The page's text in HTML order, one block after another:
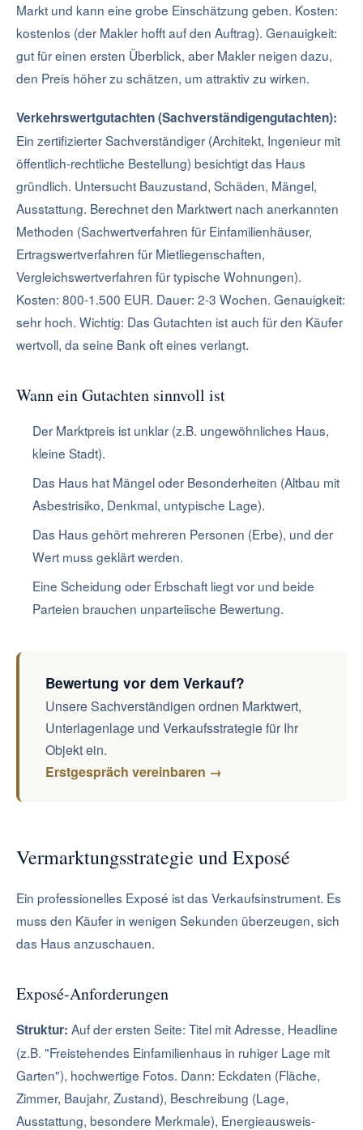
Markt und kann eine grobe Einschätzung geben. Kosten:
kostenlos (der Makler hofft auf den Auftrag). Genauigkeit:
gut für einen ersten Überblick, aber Makler neigen dazu,
den Preis höher zu schätzen, um attraktiv zu wirken.
Verkehrswertgutachten (Sachverständigengutachten):
Ein zertifizierter Sachverständiger (Architekt, Ingenieur mit
öffentlich-rechtliche Bestellung) besichtigt das Haus
gründlich. Untersucht Bauzustand, Schäden, Mängel,
Ausstattung. Berechnet den Marktwert nach anerkannten
Methoden (Sachwertverfahren für Einfamilienhäuser,
Ertragswertverfahren für Mietliegenschaften,
Vergleichswertverfahren für typische Wohnungen).
Kosten: 800-1.500 EUR. Dauer: 2-3 Wochen. Genauigkeit:
sehr hoch. Wichtig: Das Gutachten ist auch für den Käufer
wertvoll, da seine Bank oft eines verlangt.
Wann ein Gutachten sinnvoll ist
Der Marktpreis ist unklar (z.B. ungewöhnliches Haus,
kleine Stadt).
Das Haus hat Mängel oder Besonderheiten (Altbau mit
Asbestrisiko, Denkmal, untypische Lage).
Das Haus gehört mehreren Personen (Erbe), und der
Wert muss geklärt werden.
Eine Scheidung oder Erbschaft liegt vor und beide
Parteien brauchen unparteiische Bewertung.
Bewertung vor dem Verkauf?
Unsere Sachverständigen ordnen Marktwert,
Unterlagenlage und Verkaufsstrategie für Ihr
Objekt ein.
Erstgespräch vereinbaren →
Vermarktungsstrategie und Exposé
Ein professionelles Exposé ist das Verkaufsinstrument. Es
muss den Käufer in wenigen Sekunden überzeugen, sich
das Haus anzuschauen.
Exposé-Anforderungen
Struktur: Auf der ersten Seite: Titel mit Adresse, Headline
(z.B. "Freistehendes Einfamilienhaus in ruhiger Lage mit
Garten"), hochwertige Fotos. Dann: Eckdaten (Fläche,
Zimmer, Baujahr, Zustand), Beschreibung (Lage,
Ausstattung, besondere Merkmale), Energieausweis-